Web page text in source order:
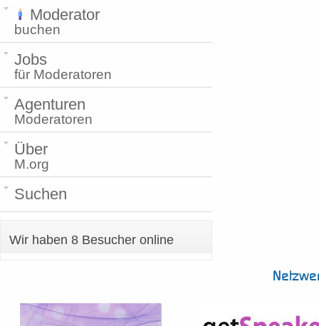
Moderator
buchen
Jobs
für Moderatoren
Agenturen
Moderatoren
Über
M.org
Suchen
Wir haben 8 Besucher online